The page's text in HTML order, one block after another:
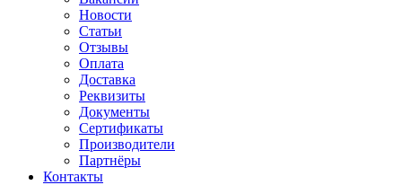
Новости
Статьи
Отзывы
Оплата
Доставка
Реквизиты
Документы
Сертификаты
Производители
Партнёры
Контакты